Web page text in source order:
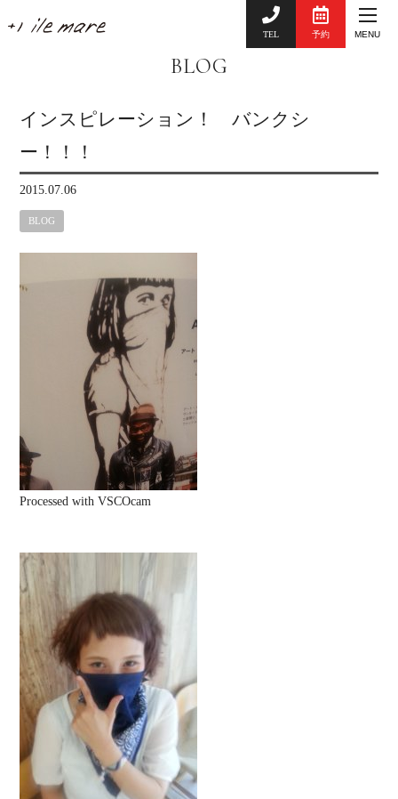
TEL 予約 MENU
BLOG
インスピレーション！ バンクシ
ー！！！
2015.07.06
BLOG
Processed with VSCOcam